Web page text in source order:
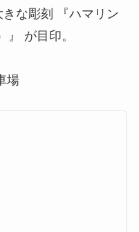
な彫刻 『ハマリン
』 が目印。
場